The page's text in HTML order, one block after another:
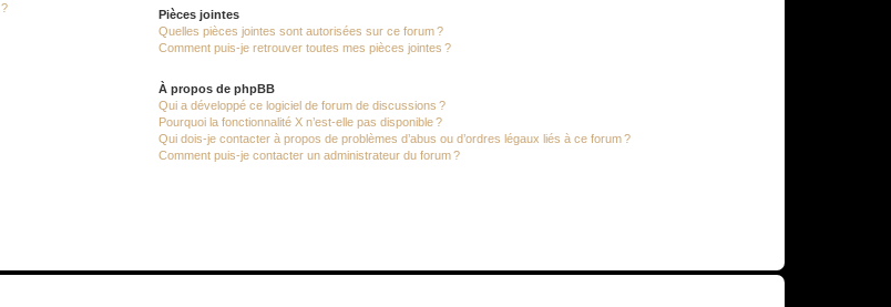
Pièces jointes
Quelles pièces jointes sont autorisées sur ce forum ?
Comment puis-je retrouver toutes mes pièces jointes ?
À propos de phpBB
Qui a développé ce logiciel de forum de discussions ?
Pourquoi la fonctionnalité X n’est-elle pas disponible ?
Qui dois-je contacter à propos de problèmes d’abus ou d’ordres légaux liés à ce forum ?
Comment puis-je contacter un administrateur du forum ?